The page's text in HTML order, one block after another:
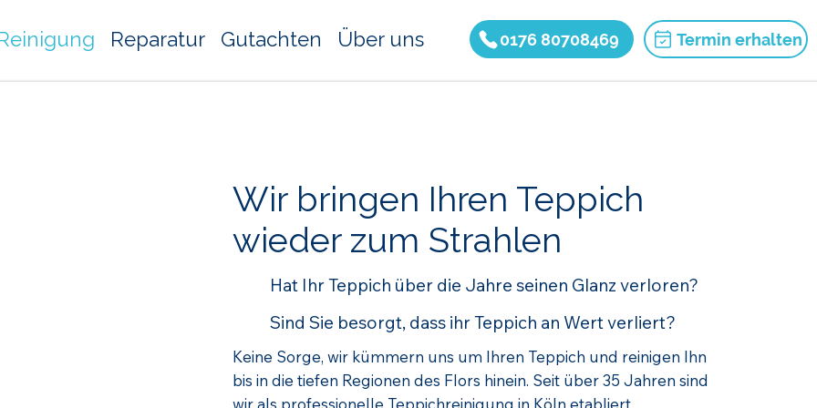
Reparatur Gutachten Über uns 0176 80708469 Termin erhalten
Wir bringen Ihren Teppich
wieder zum Strahlen
Hat Ihr Teppich über die Jahre seinen Glanz verloren?
Sind Sie besorgt, dass ihr Teppich an Wert verliert?
Keine Sorge, wir kümmern uns um Ihren Teppich und reinigen Ihn
bis in die tiefen Regionen des Flors hinein. Seit über 35 Jahren sind